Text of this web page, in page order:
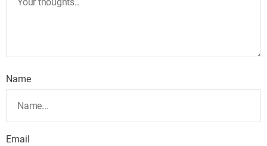
Name
Email